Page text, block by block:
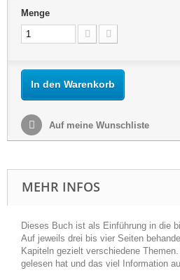
Menge
In den Warenkorb
Auf meine Wunschliste
MEHR INFOS
Dieses Buch ist als Einführung in die
Auf jeweils drei bis vier Seiten
Kapiteln gezielt verschiedene
gelesen hat und das viel Information